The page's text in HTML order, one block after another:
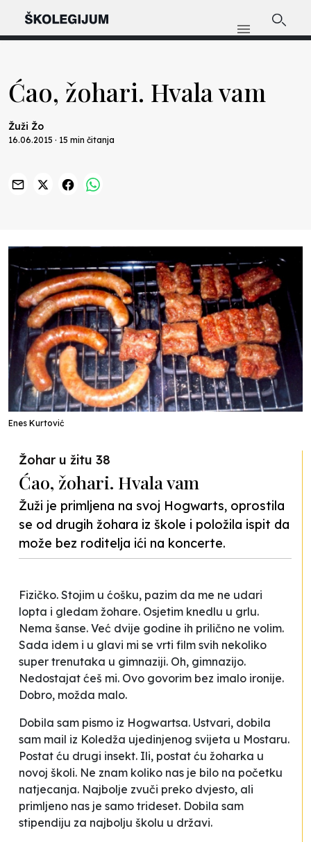
Ćao, žohari. Hvala vam
Žuži Žo
16.06.2015 · 15 min čitanja
Enes Kurtović
Žohar u žitu 38
Ćao, žohari. Hvala vam
Žuži je primljena na svoj Hogwarts, oprostila
se od drugih žohara iz škole i položila ispit da
može bez roditelja ići na koncerte.
Fizičko. Stojim u ćošku, pazim da me ne udari
lopta i gledam žohare. Osjetim knedlu u grlu.
Nema šanse. Već dvije godine ih prilično ne volim.
Sada idem i u glavi mi se vrti film svih nekoliko
super trenutaka u gimnaziji. Oh, gimnazijo.
Nedostajat ćeš mi. Ovo govorim bez imalo ironije.
Dobro, možda malo.
Dobila sam pismo iz Hogwartsa. Ustvari, dobila
sam mail iz Koledža ujedinjenog svijeta u Mostaru.
Postat ću drugi insekt. Ili, postat ću žoharka u
novoj školi. Ne znam koliko nas je bilo na početku
natjecanja. Najbolje zvuči preko dvjesto, ali
primljeno nas je samo trideset. Dobila sam
stipendiju za najbolju školu u državi.